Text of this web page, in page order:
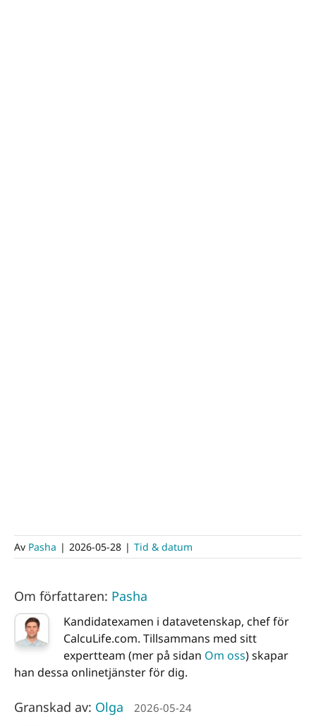
Av Pasha | 2026-05-28 | Tid & datum
Om författaren: Pasha
Kandidatexamen i datavetenskap, chef för
CalcuLife.com. Tillsammans med sitt
expertteam (mer på sidan Om oss) skapar
han dessa onlinetjänster för dig.
Granskad av: Olga 2026-05-24